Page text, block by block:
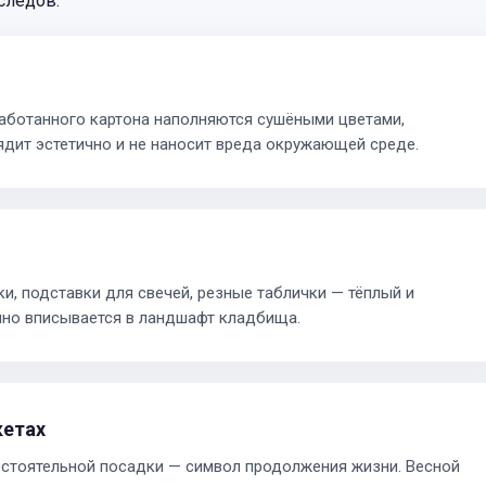
картона наполняются сушёными цветами,
эстетично и не наносит вреда окружающей среде.
подставки для свечей, резные таблички — тёплый и
вписывается в ландшафт кладбища.
посадки — символ продолжения жизни. Весной